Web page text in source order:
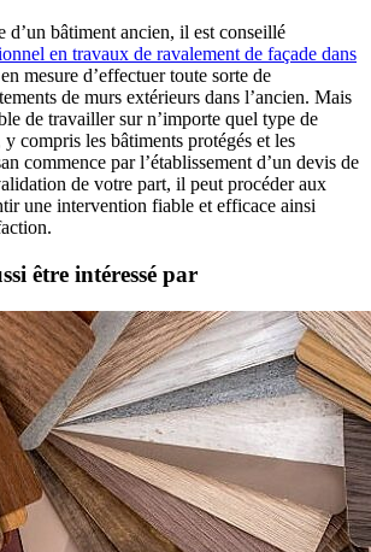
d’un bâtiment ancien, il est conseillé
en travaux de ravalement de façade dans
mesure d’effectuer toute sorte de
de murs extérieurs dans l’ancien. Mais
de travailler sur n’importe quel type de
compris les bâtiments protégés et les
commence par l’établissement d’un devis de
de votre part, il peut procéder aux
une intervention fiable et efficace ainsi
être intéressé par